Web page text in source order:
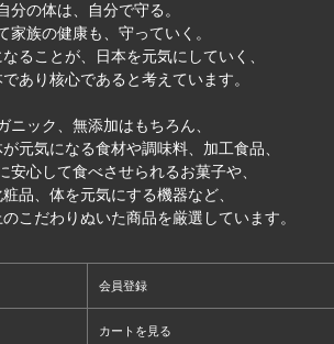
分の体は、自分で守る。
家族の健康も、守っていく。
ることが、日本を元気にしていく、
あり核心であると考えています。
ニック、無添加はもちろん、
元気になる食材や調味料、加工食品、
安心して食べさせられるお菓子や、
品、体を元気にする機器など、
こだわりぬいた商品を厳選しています。
会員登録
カートを見る